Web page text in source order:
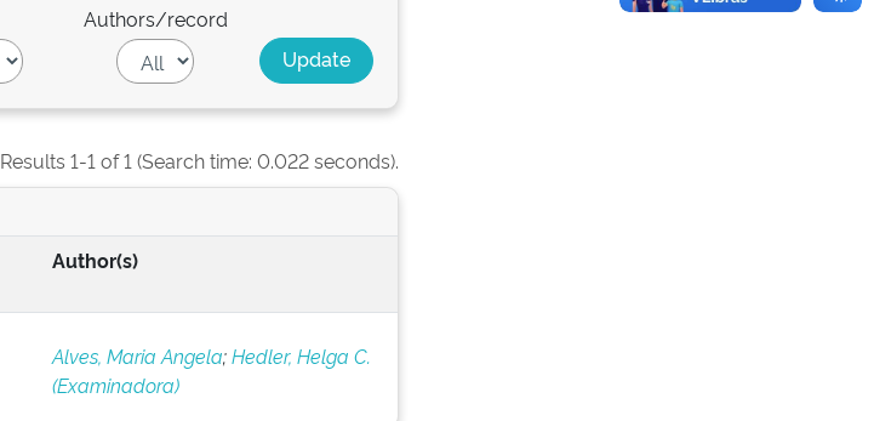
Authors/record
Results 1-1 of 1 (Search time: 0.022 seconds).
Author(s)
Alves, Maria Angela;Hedler, Helga C.
(Examinadora)